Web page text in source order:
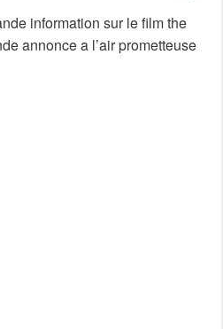
information sur le film the
annonce a l’air prometteuse